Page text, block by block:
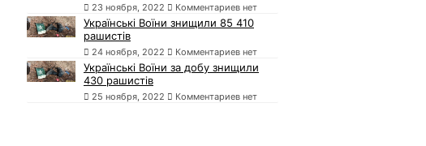
23 ноября, 2022 Комментариев нет
Українські Воїни знищили 85 410
рашистів
24 ноября, 2022 Комментариев нет
Українські Воїни за добу знищили
430 рашистів
25 ноября, 2022 Комментариев нет